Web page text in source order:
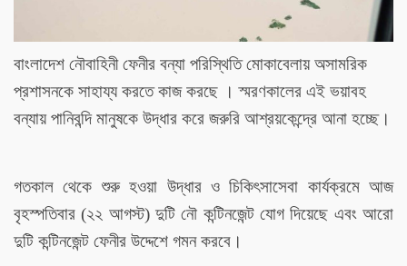
বাংলাদেশ নৌবাহিনী ফেনীর বন্যা পরিস্থিতি মোকাবেলায় অসামরিক
প্রশাসনকে সাহায্য করতে কাজ করছে । স্মরণকালের এই ভয়াবহ
বন্যায় পানিবন্দি মানুষকে উদ্ধার করে জরুরি আশ্রয়কেন্দ্রে আনা হচ্ছে।
গতকাল থেকে শুরু হওয়া উদ্ধার ও চিকিৎসাসেবা কার্যক্রমে আজ
বৃহস্পতিবার (২২ আগস্ট) দুটি নৌ কন্টিনজেন্ট যোগ দিয়েছে এবং আরো
দুটি কন্টিনজেন্ট ফেনীর উদ্দেশে গমন করবে।